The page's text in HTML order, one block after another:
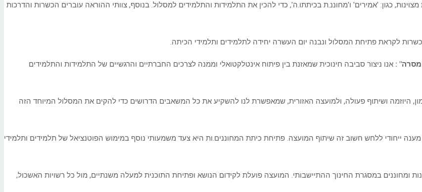
כגון: 'אמירים' ו'מחוננ.ת בכיתתו.ה', כדי להכין את התלמידות והתלמידים למסלול. בנוסף, צוותי ההוראה עוברים הכשרות והדרכות
לקראת פתיחת המסלול ונבנה יום העשרה יחידה לתלמידים ותלמידי הכיתה.
מסרה" : אנו ניצור סביבה חינוכית שמאזנת בין פיתוח אינטלקטואלי וממנה לצרכים החברתיים והרגשיים של התלמידות והתלמידים
היוזמה ושיתוף פעולה, ולמועצה האזורית, שמאפשרת לנו להשקיע את כל המשאבים הדרושים כדי להקים את המסלול המיוחד הזה
ייחודי ללחש חשוב זה שיתוף המועצה. פתיחת כיתת המחוננים.ות היא צעד משמעותי נוסף במימוש הפוטנציאל של תלמידים ותלמידי
ומחוננים במסגרת החינוך ההתיישבותי. המועצה פועלת לקידום הנושא ופתיחת התוכנית למעלה משנתיים, מול כל רשויות האשכול,